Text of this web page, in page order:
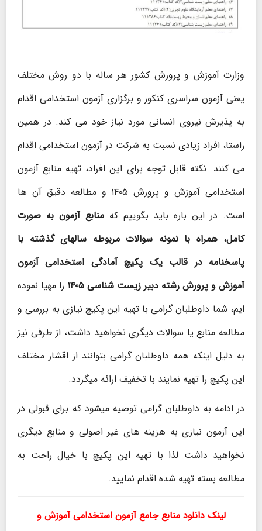
وزارت آموزش و پرورش کشور هر ساله با دو روش مختلف
یعنی آزمون سراسری کنکور و برگزاری آزمون استخدامی اقدام
به پذیرش نیروی انسانی مورد نیاز خود می کند. در همین
راستا، افراد زیادی نسبت به شرکت در آزمون استخدامی اقدام
می کنند. نکته قابل توجه برای این افراد، تهیه منابع آزمون
استخدامی آموزش و پرورش ۱۴۰۵ و مطالعه دقیق آن ها
است. در این باره باید بگوییم که منابع آزمون به صورت
کامل، همراه با نمونه سوالات مربوطه سالهای گذشته با
پاسخنامه در قالب یک پکیچ آمادگی استخدامی آزمون
آموزش و پرورش رشته دبیر زیست شناسی ۱۴۰۵
را مهیا نموده
ایم، شما داوطلبان گرامی با تهیه این پکیچ نیازی به بررسی و
مطالعه منابع یا سوالات دیگری نخواهید داشت، از طرفی نیز
به دلیل اینکه همه داوطلبان گرامی بتوانند از اقشار مختلف
این پکیچ را تهیه نمایند با تخفیف ارائه میگردد.
در ادامه به داوطلبان گرامی توصیه میشود که برای قبولی در
این آزمون نیازی به هزینه های غیر اصولی و منابع دیگری
نخواهید داشت لذا با تهیه این پکیچ با خیال راحت به
مطالعه بسته تهیه شده اقدام نمایید.
لینک دانلود منابع جامع آزمون استخدامی آموزش و